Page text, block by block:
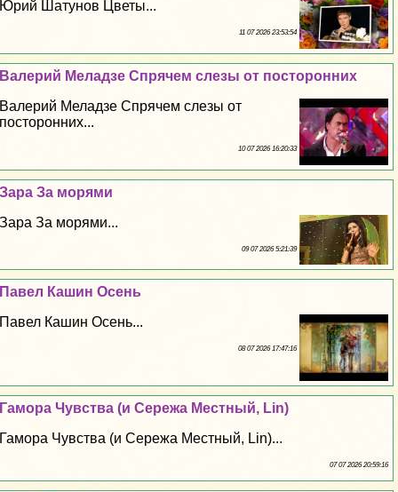
Юрий Шатунов Цветы...
11 07 2026 23:53:54
Валерий Меладзе Спрячем слезы от посторонних
Валерий Меладзе Спрячем слезы от
посторонних...
10 07 2026 16:20:33
Зара За морями
Зара За морями...
09 07 2026 5:21:39
Павел Кашин Осень
Павел Кашин Осень...
08 07 2026 17:47:16
Гамора Чувства (и Сережа Местный, Lin)
Гамора Чувства (и Сережа Местный, Lin)...
07 07 2026 20:59:16